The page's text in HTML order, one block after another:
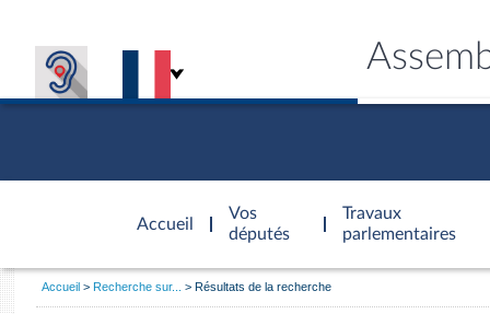
Accueil
d'accueil
Vos
députés
Travaux
parlementaires
Vous
Accueil Recherche sur... Résultats de la recherche